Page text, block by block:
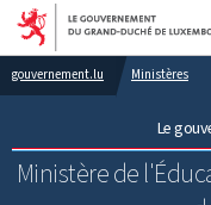
Aller
gouvernement.lu Ministères
Le
Ministère de